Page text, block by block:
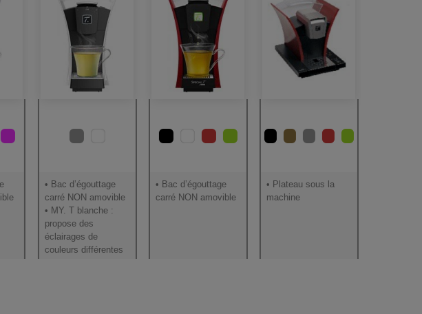
• Bac d’égouttage
carré NON amovible
• MY. T blanche :
propose des
éclairages de
couleurs différentes
• Bac d’égouttage
carré NON amovible
• Plateau sous la
machine